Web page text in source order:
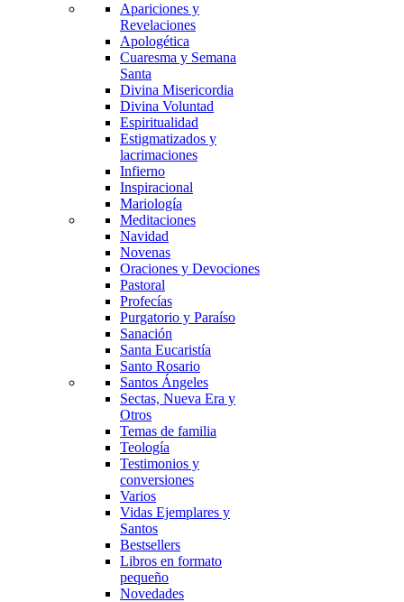
Apariciones y
Revelaciones
Apologética
Cuaresma y Semana
Santa
Divina Misericordia
Divina Voluntad
Espiritualidad
Estigmatizados y
lacrimaciones
Infierno
Inspiracional
Mariología
Meditaciones
Navidad
Novenas
Oraciones y Devociones
Pastoral
Profecías
Purgatorio y Paraíso
Sanación
Santa Eucaristía
Santo Rosario
Santos Ángeles
Sectas, Nueva Era y
Otros
Temas de familia
Teología
Testimonios y
conversiones
Varios
Vidas Ejemplares y
Santos
Bestsellers
Libros en formato
pequeño
Novedades